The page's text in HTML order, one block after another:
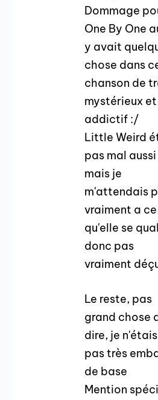
Dommage
One By One
y avait
chose dans
chanson de
mystérieux et
addictif :/
Little Weird
pas mal aussi
mais je
m'attendais
vraiment a ce
qu'elle se
donc pas
vraiment
Le reste, pas
grand chose
dire, je n'étais
pas très
de base
Mention